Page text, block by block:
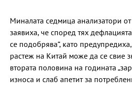
Миналата седмица анализатори
заявиха, че според тях
се подобрява“, като
растеж на Китай може да се свие
втората половина на годината
износа и слаб апетит за